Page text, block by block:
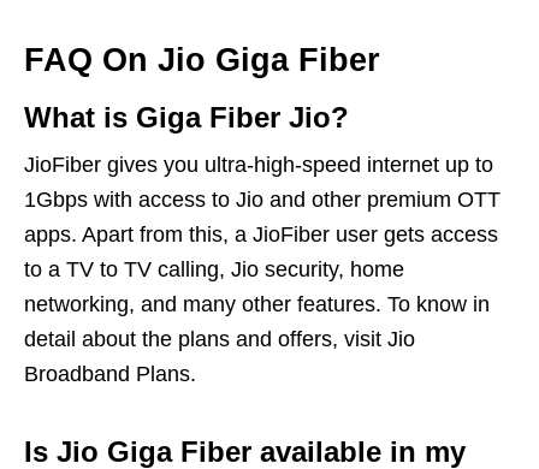
FAQ On Jio Giga Fiber
What is Giga Fiber Jio?
JioFiber gives you ultra-high-speed internet up to
1Gbps with access to Jio and other premium OTT
apps. Apart from this, a JioFiber user gets access
to a TV to TV calling, Jio security, home
networking, and many other features. To know in
detail about the plans and offers, visit Jio
Broadband Plans.
Is Jio Giga Fiber available in my